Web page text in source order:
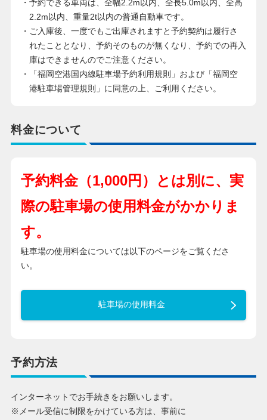
・予約できる車両は、全幅2.2m以内、全長5.0m以内、全高
2.2m以内、重量2t以内の普通自動車です。
・ご入庫後、一度でもご出庫されますと予約契約は履行さ
れたこととなり、予約そのものが無くなり、予約での再入
庫はできませんのでご注意ください。
・「福岡空港国内線駐車場予約利用規則」および「福岡空
港駐車場管理規則」に同意の上、ご利用ください。
料金について
予約料金（1,000円）とは別に、実
際の駐車場の使用料金がかかりま
す。
駐車場の使用料金については以下のページをご覧くださ
い。
駐車場の使用料金
予約方法
インターネットでお手続きをお願いします。
※メール受信に制限をかけている方は、事前に